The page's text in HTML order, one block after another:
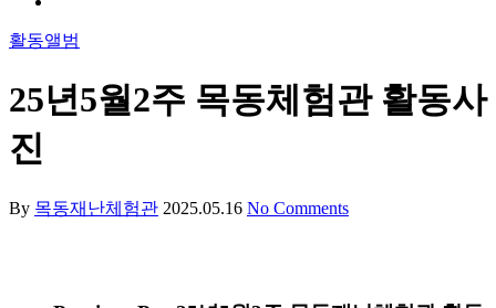
활동앨범
25년5월2주 목동체험관 활동사
진
By 목동재난체험관 2025.05.16 No Comments